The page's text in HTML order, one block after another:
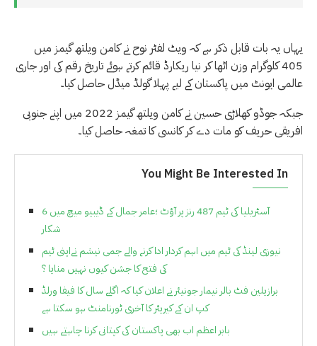
یہاں یہ بات قابل ذکر ہے کہ ویٹ لفٹر نوح نے کامن ویلتھ گیمز میں
405 کلوگرام وزن اٹھا کر نیا ریکارڈ قائم کرتے ہوئے تاریخ رقم کی اور جاری
عالمی ایونٹ میں پاکستان کے لیے پہلا گولڈ میڈل حاصل کیا۔
جبکہ جوڈو کھلاڑی حسین نے کامن ویلتھ گیمز 2022 میں اپنے جنوبی
افریقی حریف کو مات دے کر کانسی کا تمغہ حاصل کیا۔
You Might Be Interested In
آسٹریلیا کی ٹیم 487 رنز پر آؤٹ ؛عامر جمال کے ڈیبیو میچ میں 6
شکار
نیوزی لینڈ کی ٹیم میں اہم کردار ادا کرنے والے جمی نیشم نےاپنی ٹیم
کی فتح کا جشن کیوں نہیں منایا ؟
برازیلین فٹ بالر نیمار جونیئر نے اعلان کیا کہ اگلے سال کا فیفا ورلڈ
کپ ان کے کیریئر کا آخری ٹورنامنٹ ہو سکتا ہے
بابر اعظم اب بھی پاکستان کی کپتانی کرنا چاہتے ہیں